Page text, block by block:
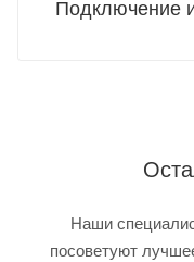
Подключение
Наши
посоветуют